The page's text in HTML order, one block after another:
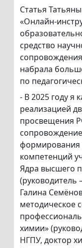
Статья
«Онлайн-
средство
набрала
по
- В 2025 году я
реализацией
просвещения
формирования
компетенций
Ядра высшего
Галина
методическое
химии»
НГПУ, доктор